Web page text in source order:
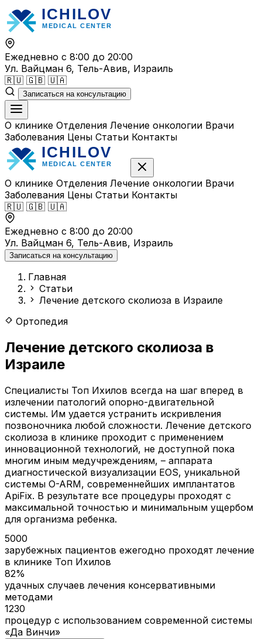
Перейти
к
содержимому
Ежедневно с 8:00 до 20:00
Ул. Вайцман 6, Тель-Авив, Израиль
🇷🇺 🇬🇧 🇺🇦
Записаться на консультацию
О клинике Отделения Лечение онкологии Врачи
Заболевания Цены Статьи Контакты
О клинике Отделения Лечение онкологии Врачи
Заболевания Цены Статьи Контакты
🇷🇺 🇬🇧 🇺🇦
Ежедневно с 8:00 до 20:00
Ул. Вайцман 6, Тель-Авив, Израиль
Записаться на консультацию
Главная
Статьи
Лечение детского сколиоза в Израиле
Ортопедия
Лечение детского сколиоза в
Израиле
Специалисты Топ Ихилов всегда на шаг вперед в
излечении патологий опорно-двигательной
системы. Им удается устранить искривления
позвоночника любой сложности. Лечение детского
сколиоза в клинике проходит с применением
инновационной технологий, не доступной пока
многим иным медучреждениям, – аппарата
диагностической визуализации EOS, уникальной
системы O-ARM, современнейших имплантатов
ApiFix. В результате все процедуры проходят с
максимальной точностью и минимальным ущербом
для организма ребенка.
5000
зарубежных пациентов ежегодно проходят лечение
в клинике Топ Ихилов
82%
удачных случаев лечения консервативными
методами
1230
процедур с использованием современной системы
«Да Винчи»